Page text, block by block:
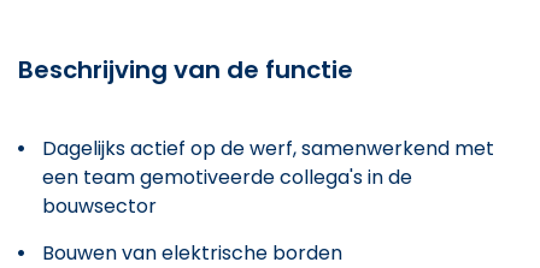
Beschrijving van de functie
Dagelijks actief op de werf, samenwerkend met
een team gemotiveerde collega's in de
bouwsector
Bouwen van elektrische borden